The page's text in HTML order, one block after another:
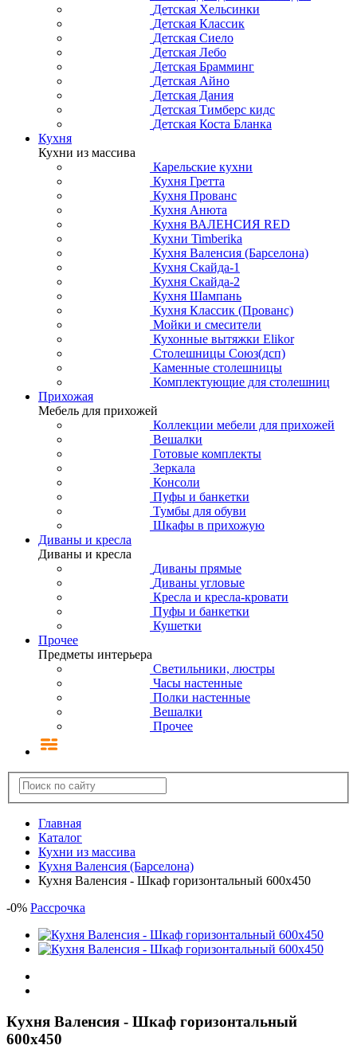
Детская Хельсинки
Детская Классик
Детская Сиело
Детская Лебо
Детская Брамминг
Детская Айно
Детская Дания
Детская Тимберс кидс
Детская Коста Бланка
Кухня
Кухни из массива
Карельские кухни
Кухня Гретта
Кухня Прованс
Кухня Анюта
Кухня ВАЛЕНСИЯ RED
Кухни Timberika
Кухня Валенсия (Барселона)
Кухня Скайда-1
Кухня Скайда-2
Кухня Шампань
Кухня Классик (Прованс)
Мойки и смесители
Кухонные вытяжки Elikor
Столешницы Союз(дсп)
Каменные столешницы
Комплектующие для столешниц
Прихожая
Мебель для прихожей
Коллекции мебели для прихожей
Вешалки
Готовые комплекты
Зеркала
Консоли
Пуфы и банкетки
Тумбы для обуви
Шкафы в прихожую
Диваны и кресла
Диваны и кресла
Диваны прямые
Диваны угловые
Кресла и кресла-кровати
Пуфы и банкетки
Кушетки
Прочее
Предметы интерьера
Светильники, люстры
Часы настенные
Полки настенные
Вешалки
Прочее
Главная
Каталог
Кухни из массива
Кухня Валенсия (Барселона)
Кухня Валенсия - Шкаф горизонтальный 600х450
-0% Рассрочка
Кухня Валенсия - Шкаф горизонтальный
600х450